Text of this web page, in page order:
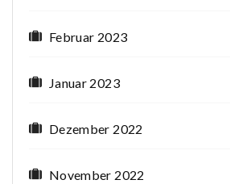
Februar 2023
Januar 2023
Dezember 2022
November 2022